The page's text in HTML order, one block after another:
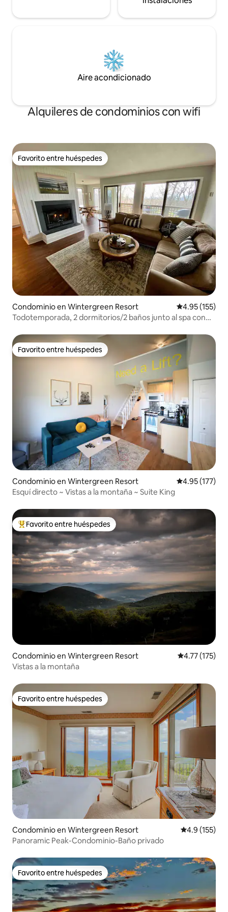
Aire acondicionado
Alquileres de condominios con wifi
Favorito entre huéspedes
Favorito entre huéspedes
Condominio en Wintergreen Resort Calificación
4.95 (155)
Todotemporada, 2 dormitorios/2 baños junto al spa con
Favorito entre huéspedes
Favorito entre huéspedes
Condominio en Wintergreen Resort Calificación
4.95 (177)
Esquí directo ~ Vistas a la montaña ~ Suite King
De los mejores en Favorito entre huéspedes
Favorito entre huéspedes
Condominio en Wintergreen Resort Calificación
4.77 (175)
Vistas a la montaña
Favorito entre huéspedes
Favorito entre huéspedes
Condominio en Wintergreen Resort Calificación
4.9 (155)
Panoramic Peak-Condominio-Baño privado
Favorito entre huéspedes
Favorito entre huéspedes